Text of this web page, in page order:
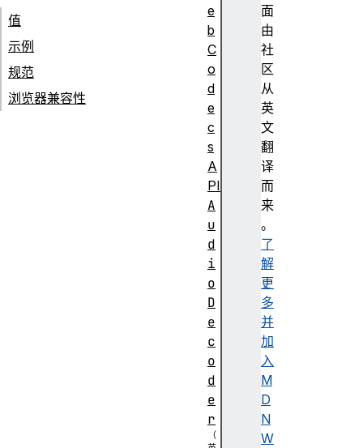
面
由
社
区
从
英
文
翻
译
而
来
。
了
解
更
多
并
加
入
M
D
N
W
值
示例
规范
浏览器兼容性
e
b
C
o
d
e
c
s
A
PI
A
u
d
i
o
D
e
c
o
d
e
r